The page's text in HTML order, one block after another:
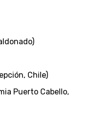
Chile)
Puerto Cabello,